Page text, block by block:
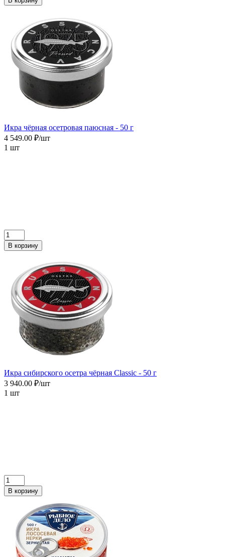
Икра чёрная осетровая паюсная - 50 г
4 549.00 ₽/шт
1 шт
В корзину
Икра сибирского осетра чёрная Сlassic - 50 г
3 940.00 ₽/шт
1 шт
В корзину